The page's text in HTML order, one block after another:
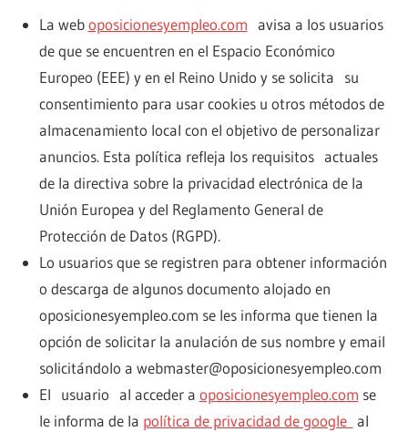
La weboposicionesyempleo.com avisa a los usuarios
de que se encuentren en el Espacio Económico
Europeo (EEE) y en el Reino Unido y se solicita su
consentimiento para usar cookies u otros métodos de
almacenamiento local con el objetivo de personalizar
anuncios. Esta política refleja los requisitos actuales
de la directiva sobre la privacidad electrónica de la
Unión Europea y del Reglamento General de
Protección de Datos (RGPD).
Lo usuarios que se registren para obtener información
o descarga de algunos documento alojado en
oposicionesyempleo.com se les informa que tienen la
opción de solicitar la anulación de sus nombre y email
solicitándolo a webmaster@oposicionesyempleo.com
El usuario al acceder a oposicionesyempleo.com se
le informa de la política de privacidad de google al